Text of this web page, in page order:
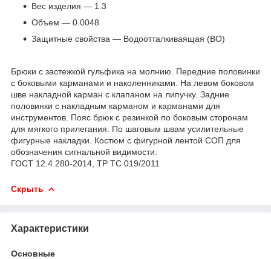
Вес изделия — 1.3
Объем — 0.0048
Защитные свойства — Водоотталкиваящая (ВО)
Брюки с застежкой гульфика на молнию. Передние половинки
с боковыми карманами и наколенниками. На левом боковом
шве накладной карман с клапаном на липучку. Задние
половинки с накладным карманом и карманами для
инструментов. Пояс брюк с резинкой по боковым сторонам
для мягкого прилегания. По шаговым швам усилительные
фигурные накладки. Костюм с фигурной лентой СОП для
обозначения сигнальной видимости.
ГОСТ 12.4.280-2014, ТР ТС 019/2011
Скрыть
Характеристики
Основные